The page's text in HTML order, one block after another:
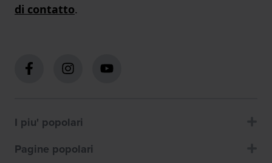
di contatto.
I piu' popolari
Pagine popolari